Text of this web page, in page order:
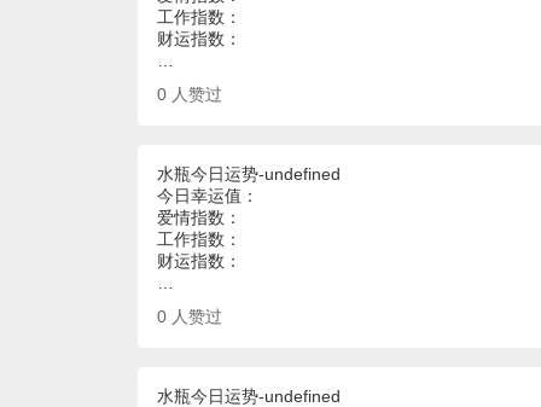
工作指数：
财运指数：
0 人赞过
水瓶今日运势-undefined
今日幸运值：
爱情指数：
工作指数：
财运指数：
0 人赞过
水瓶今日运势-undefined